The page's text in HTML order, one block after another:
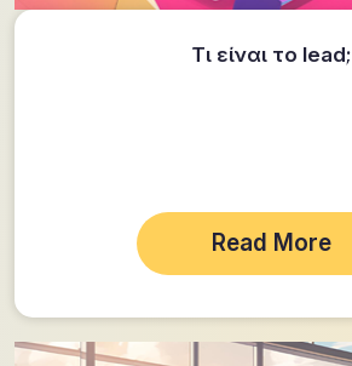
Τι είναι το lead;
Read More